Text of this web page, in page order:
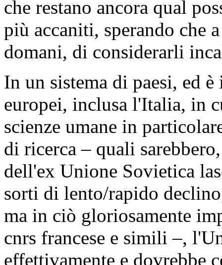
che restano ancora qual
più accaniti, sperando che
domani, di considerarli
In un sistema di paesi, ed
europei, inclusa l'Italia, in
scienze umane in
di ricerca – quali
dell'ex Unione Sovietica
sorti di lento/rapido
ma in ciò gloriosamente
cnrs francese e simili –,
effettivamente e dovrebbe